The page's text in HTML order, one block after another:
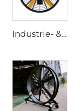
Industrie- & Gewerblich Hochgeschwindigkeit 0,9m 1,2m Wandmontage Großer Ventilator